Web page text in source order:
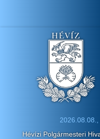
Hévízi Polgármesteri